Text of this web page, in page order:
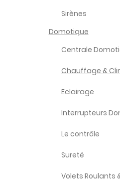
Sirènes
Domotique
Centrale
Chauffage &
Eclairage
Interrupteurs
Le contrôle
Sureté
Volets Roulants